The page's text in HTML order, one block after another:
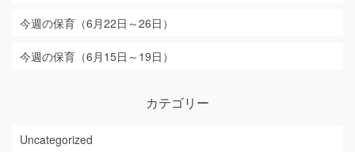
今週の保育（6月22日～26日）
今週の保育（6月15日～19日）
カテゴリー
Uncategorized